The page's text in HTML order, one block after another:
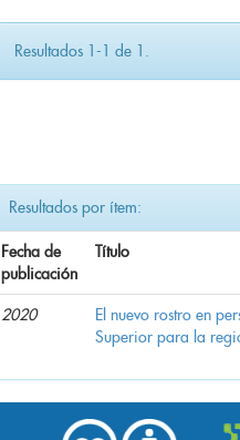
Resultados 1-1 de 1.
Resultados por ítem:
Fecha de
publicación
Título
2020
El nuevo rostro en
Superior para la